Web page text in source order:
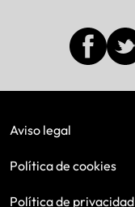
Aviso legal
Política de cookies
Política de privacidad